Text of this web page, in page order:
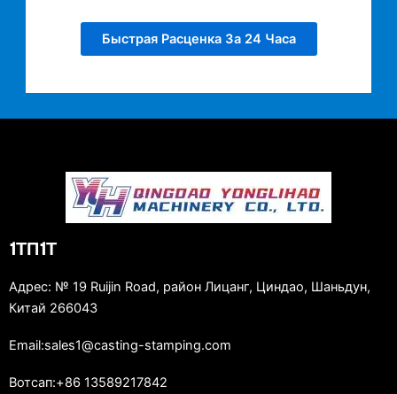
Быстрая Расценка За 24 Часа
1ТП1Т
Адрес: № 19 Ruijin Road, район Лицанг, Циндао, Шаньдун,
Китай 266043
Email:sales1@casting-stamping.com
Вотсап:+86 13589217842